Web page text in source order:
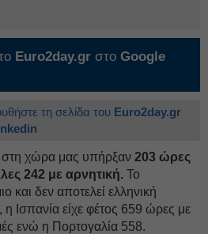
Euro2day.gr στο Google
τη σελίδα του Euro2day.gr
στη χώρα μας υπήρξαν 203 ώρες
242 με αρνητική. Το
και δεν αποτελεί ελληνική
η Ισπανία είχε φέτος 659 ώρες με
ενώ η Πορτογαλία 558.